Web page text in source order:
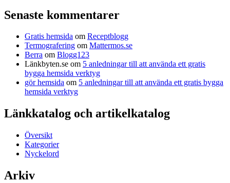
Senaste kommentarer
Gratis hemsida om Receptblogg
Termografering om Mattermos.se
Berra om Blogg123
Länkbyten.se om 5 anledningar till att använda ett gratis
bygga hemsida verktyg
gör hemsida om 5 anledningar till att använda ett gratis bygga
hemsida verktyg
Länkkatalog och artikelkatalog
Översikt
Kategorier
Nyckelord
Arkiv